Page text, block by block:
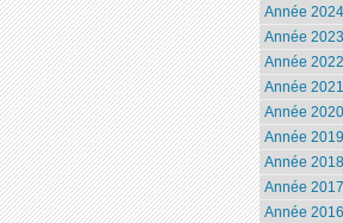
Année 2024
Année 2023
Année 2022
Année 2021
Année 2020
Année 2019
Année 2018
Année 2017
Année 2016